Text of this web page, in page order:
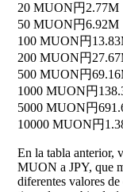
20 MUON円2.77M
50 MUON円6.92M
100 MUON円
200 MUON円
500 MUON円
1000 MUON円
5000 MUON円
10000 MUON円
En la tabla anterior,
MUON a JPY, que
diferentes valores